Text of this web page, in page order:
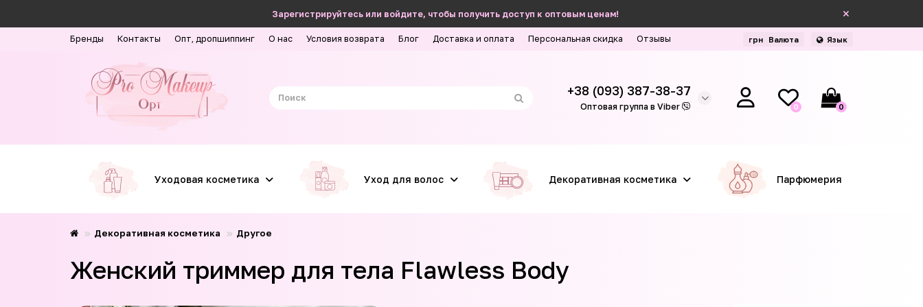
Зарегистрируйтесь или войдите, чтобы получить доступ к оптовым ценам!
Бренды Контакты Опт, дропшиппинг О нас Условия возврата Блог Доставка и оплата Персональная скидка Отзывы грн Валюта Язык
+38 (093) 387-38-37
Оптовая группа в Viber 0 0
Уходовая косметика Уход для волос Декоративная косметика Парфюмерия
Декоративная косметика Другое
Женский триммер для тела Flawless Body